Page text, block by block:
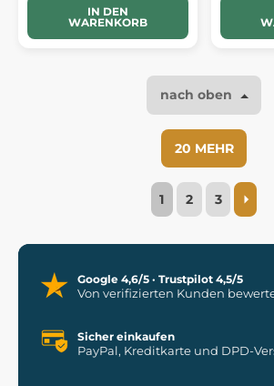
IN DEN
WARENKORB
nach oben
20 MEHR
1 2 3
Google 4,6/5 · Trustpilot 4,5/5
Von verifizierten Kunden
Sicher einkaufen
PayPal, Kreditkarte und DPD-